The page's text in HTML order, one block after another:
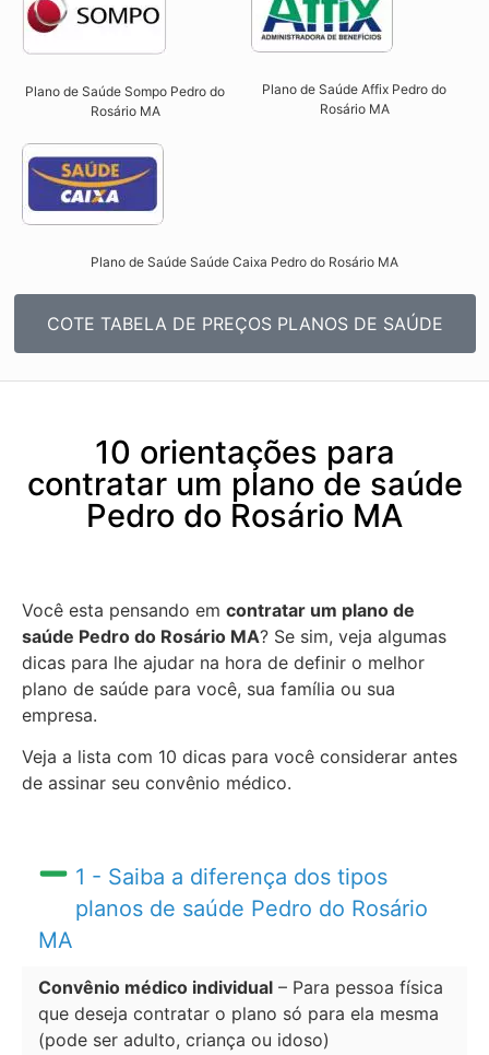
Plano de Saúde Sompo Pedro do
Rosário MA​
Plano de Saúde Affix Pedro do
Rosário MA​
Plano de Saúde Saúde Caixa Pedro do Rosário MA​
COTE TABELA DE PREÇOS PLANOS DE SAÚDE
10 orientações para
contratar um plano de saúde
Pedro do Rosário MA
Você esta pensando em contratar um plano de
saúde Pedro do Rosário MA? Se sim, veja algumas
dicas para lhe ajudar na hora de definir o melhor
plano de saúde para você, sua família ou sua
empresa.
Veja a lista com 10 dicas para você considerar antes
de assinar seu convênio médico.
1 - Saiba a diferença dos tipos
planos de saúde Pedro do Rosário
MA
Convênio médico individual – Para pessoa física
que deseja contratar o plano só para ela mesma
(pode ser adulto, criança ou idoso)